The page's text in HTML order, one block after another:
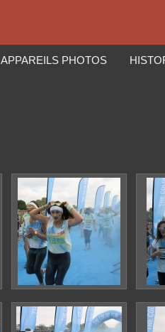
APPAREILS PHOTOS